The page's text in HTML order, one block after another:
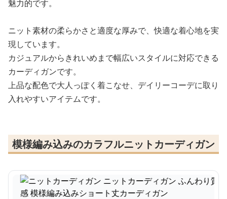
魅力的です。
ニット素材の柔らかさと適度な厚みで、快適な着心地を実
現しています。
カジュアルからきれいめまで幅広いスタイルに対応できる
カーディガンです。
上品な配色で大人っぽく着こなせ、デイリーコーデに取り
入れやすいアイテムです。
模様編み込みのカラフルニットカーディガン